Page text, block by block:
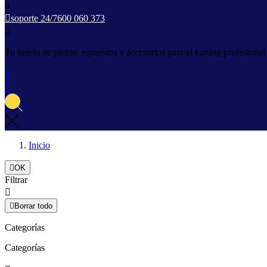
0
soporte 24/7600 060 373

Tu tienda de piezas, repuestos y accesorios para el karting


Inicio
OK
Filtrar

 Borrar todo
Categorías
Categorías